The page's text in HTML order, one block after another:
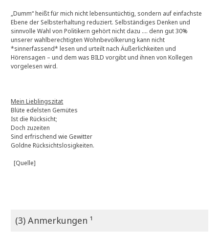
„Dumm“ heißt für mich nicht lebensuntüchtig, sondern auf einfachste
Ebene der Selbsterhaltung reduziert. Selbständiges Denken und
sinnvolle Wahl von Politikern gehört nicht dazu …. denn gut 30%
unserer wahlberechtigten Wohnbevölkerung kann nicht
*sinnerfassend* lesen und urteilt nach Äußerlichkeiten und
Hörensagen – und dem was BILD vorgibt und ihnen von Kollegen
vorgelesen wird.
Mein Lieblingszitat
Blüte edelsten Gemütes
Ist die Rücksicht;
Doch zuzeiten
Sind erfrischend wie Gewitter
Goldne Rücksichtslosigkeiten.
[Quelle]
(3) Anmerkungen ¹